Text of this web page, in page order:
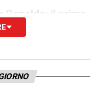
il primo
mentre il
lo ha fischiato
come Luis